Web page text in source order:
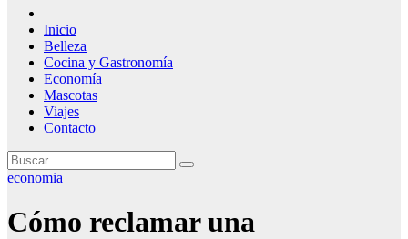
Inicio
Belleza
Cocina y Gastronomía
Economía
Mascotas
Viajes
Contacto
economia
Cómo reclamar una